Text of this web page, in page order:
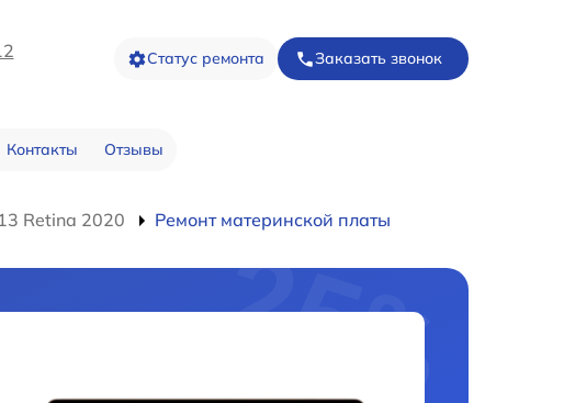
Статус ремонта Заказать звонок
Контакты Отзывы
Retina 2020 Ремонт материнской платы